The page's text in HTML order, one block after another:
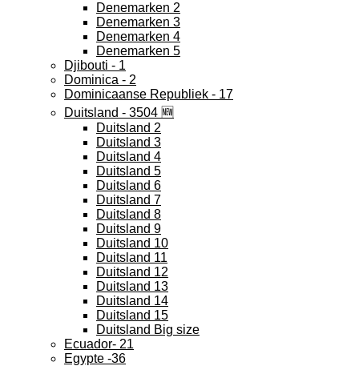
Denemarken 2
Denemarken 3
Denemarken 4
Denemarken 5
Djibouti - 1
Dominica - 2
Dominicaanse Republiek - 17
Duitsland - 3504 🆕
Duitsland 2
Duitsland 3
Duitsland 4
Duitsland 5
Duitsland 6
Duitsland 7
Duitsland 8
Duitsland 9
Duitsland 10
Duitsland 11
Duitsland 12
Duitsland 13
Duitsland 14
Duitsland 15
Duitsland Big size
Ecuador- 21
Egypte -36